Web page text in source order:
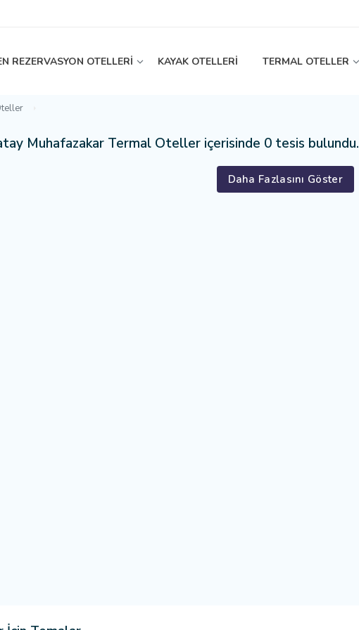
REZERVASYON OTELLERİ KAYAK OTELLERİ TERMAL OTELLER
Muhafazakar Termal Oteller içerisinde 0 tesis bulundu.
Daha Fazlasını Göster